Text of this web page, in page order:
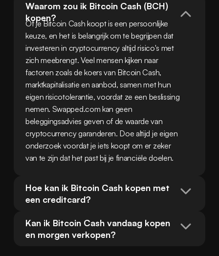
Waarom zou ik Bitcoin Cash (BCH)
kopen?
Of je Bitcoin Cash koopt is een persoonlijke
keuze, en het is belangrijk om te begrijpen dat
investeren in cryptocurrency altijd risico's met
zich meebrengt. Veel mensen kijken naar
factoren zoals de koers van Bitcoin Cash,
marktkapitalisatie en aanbod, samen met hun
eigen risicotolerantie, voordat ze een beslissing
nemen. Swapped.com kan geen
beleggingsadvies geven of de waarde van
cryptocurrency garanderen. Doe altijd je eigen
onderzoek voordat je iets koopt om er zeker
van te zijn dat het past bij je financiële doelen.
Hoe kan ik Bitcoin Cash kopen met
een creditcard?
Kan ik Bitcoin Cash vandaag kopen
en morgen verkopen?